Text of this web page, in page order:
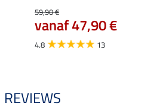
59,90 €
vanaf 47,90 €
4.8 13
REVIEWS